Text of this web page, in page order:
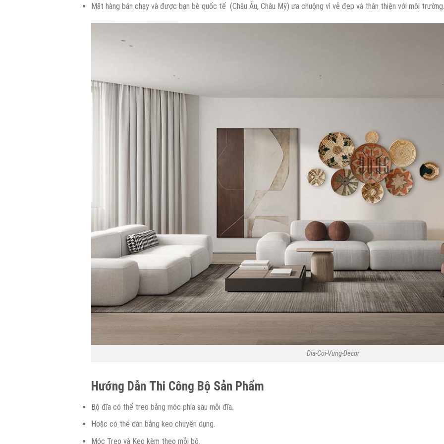
Mặt hàng bán chạy và được bạn bè quốc tế (Châu Âu, Châu Mỹ) ưa chuộng vì vẻ đẹp và thân thiện với môi trường.
Dia-Coi-Vung-Decor
Hướng Dẫn Thi Công Bộ Sản Phẩm
Bộ đĩa có thể treo bằng móc phía sau mỗi đĩa.
Hoặc có thể dán bằng keo chuyên dụng.
Móc Treo và Keo kèm theo mỗi bộ.